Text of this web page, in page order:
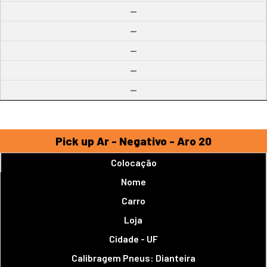
--
--
--
--
--
Pick up Ar - Negativo - Aro 20
Colocação
Nome
Carro
Loja
Cidade - UF
Calibragem Pneus: Dianteira